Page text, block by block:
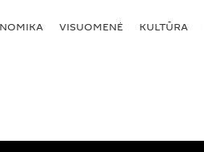
VISUOMENĖ KULTŪRA